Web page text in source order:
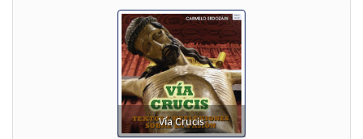
Vía Crucis